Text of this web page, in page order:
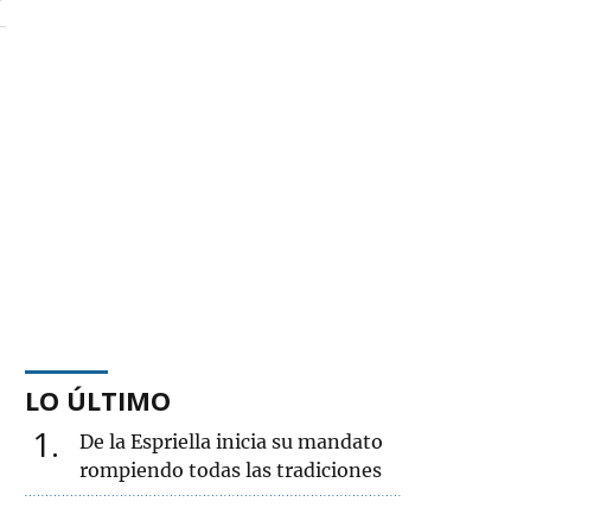
LO ÚLTIMO
1
De la Espriella inicia su mandato
rompiendo todas las tradiciones